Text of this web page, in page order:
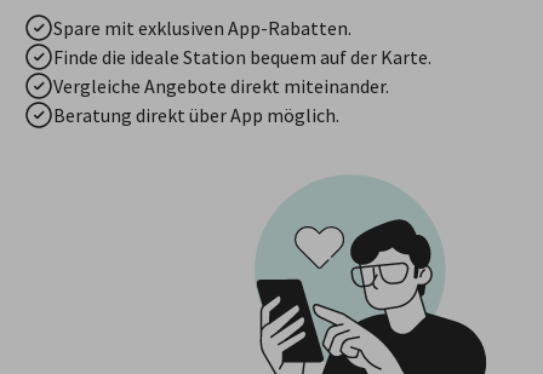
Spare mit exklusiven App-Rabatten.
Finde die ideale Station bequem auf der Karte.
Vergleiche Angebote direkt miteinander.
Beratung direkt über App möglich.